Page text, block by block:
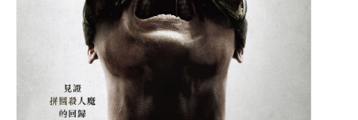
影城公告
影城活動
中獎名單